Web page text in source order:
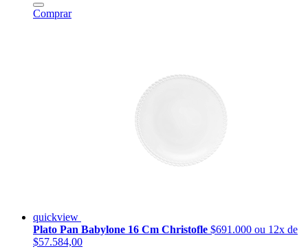
Comprar
quickview
Plato Pan Babylone 16 Cm Christofle $691.000 ou 12x de
$57.584,00